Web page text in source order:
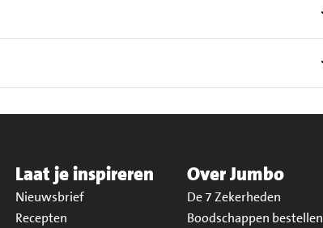
Laat je inspireren
Nieuwsbrief
Recepten
Over Jumbo
De 7 Zekerheden
Boodschappen bestellen